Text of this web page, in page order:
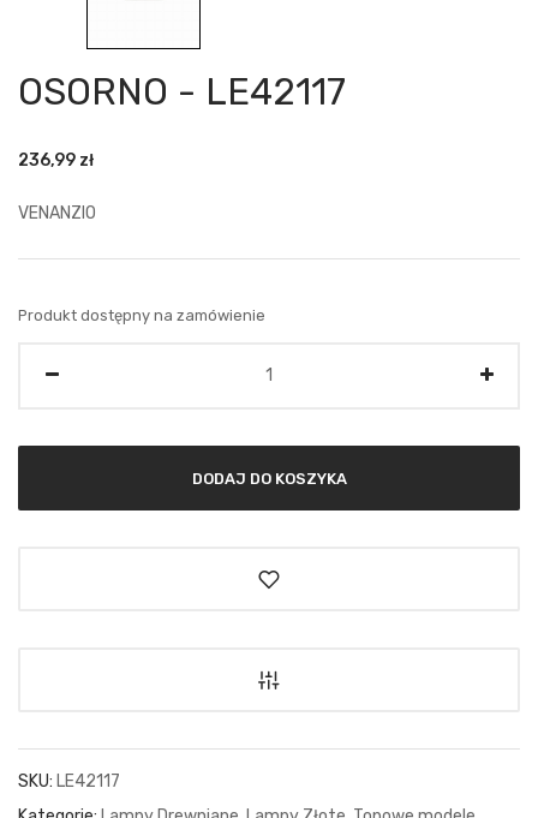
OSORNO - LE42117
236,99 zł
VENANZIO
Produkt dostępny na zamówienie
DODAJ DO KOSZYKA
SKU: LE42117